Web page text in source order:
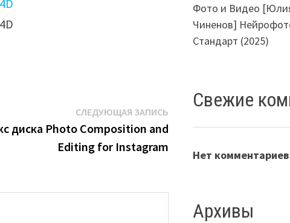
СЛЕДУЮЩАЯ ЗАПИСЬСледующая
запись:
диска Photo Composition and
Editing for Instagram
Фото и Видео
Чиненов]
Стандарт (2025)
Свежие
Нет
Архивы